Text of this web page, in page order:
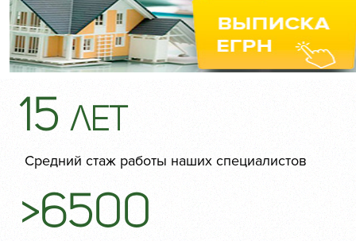
15 лет
Средний стаж работы наших специалистов
>6500